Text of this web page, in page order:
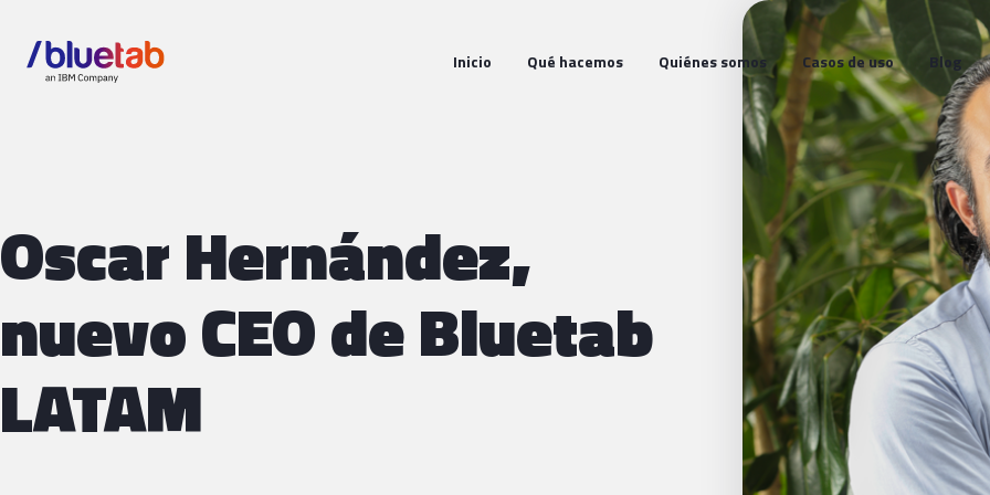
Inicio Qué hacemos Quiénes somos Casos de uso Blog
Oscar Hernández,
nuevo CEO de Bluetab
LATAM